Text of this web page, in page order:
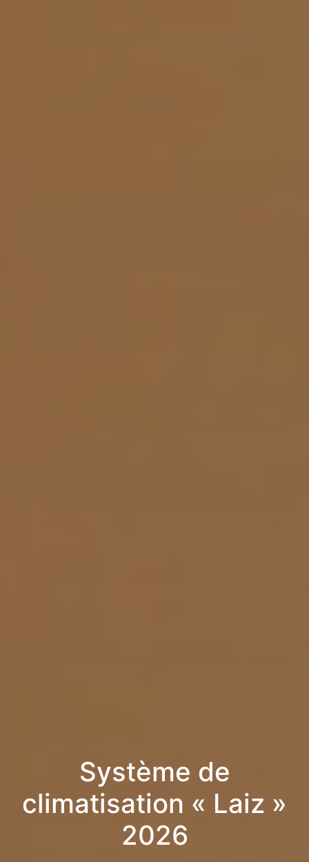
Système de
climatisation « Laiz »
2026